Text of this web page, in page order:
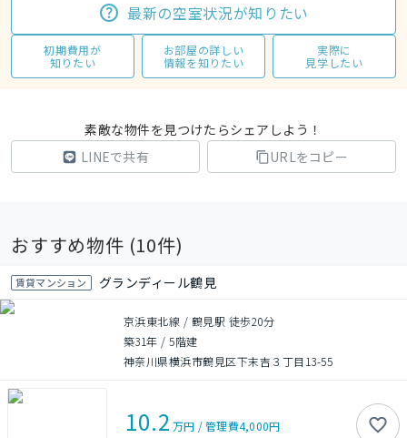
最新の空室状況が知りたい
初期費用が
知りたい
お部屋の詳しい
情報を知りたい
実際に
見学したい
素敵な物件を見つけたらシェアしよう！
LINEで共有
URLをコピー
おすすめ物件 (10件)
賃貸マンション グランディール鶴見
京浜東北線 / 鶴見駅 徒歩20分
築31年 /5階建
神奈川県横浜市鶴見区下末吉３丁目13-55
10.2 万円 /管理費4,000円